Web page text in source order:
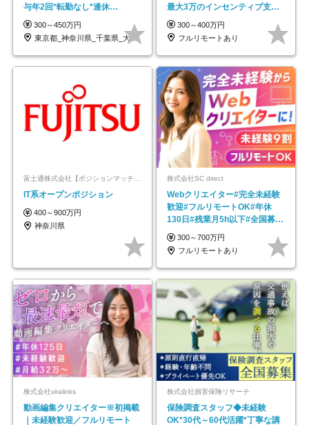
与年2回*転勤なし*連休
OK/ZE010232
300～450万円
東京都_神奈川県_千葉県_大阪府_愛知県…
最大3万のインセンティブ支給/
平均年齢33歳
300～400万円
フルリモートあり
富士通株式会社【ポジションマッチ登録】
IT系オープンポジション
400～900万円
神奈川県
株式会社SC direct
Webクリエイター#完全未経験
歓迎#フルリモートOK#年休
130日#残業月5h以下#全国募集
#最大1年の研修
300～700万円
フルリモートあり
株式会社viralinks
動画編集クリエイター※初掲載
｜未経験歓迎／フルリモート
株式会社損害保険リサーチ
保険調査スタッフ◆未経験
OK*30代～60代活躍*丁寧な講